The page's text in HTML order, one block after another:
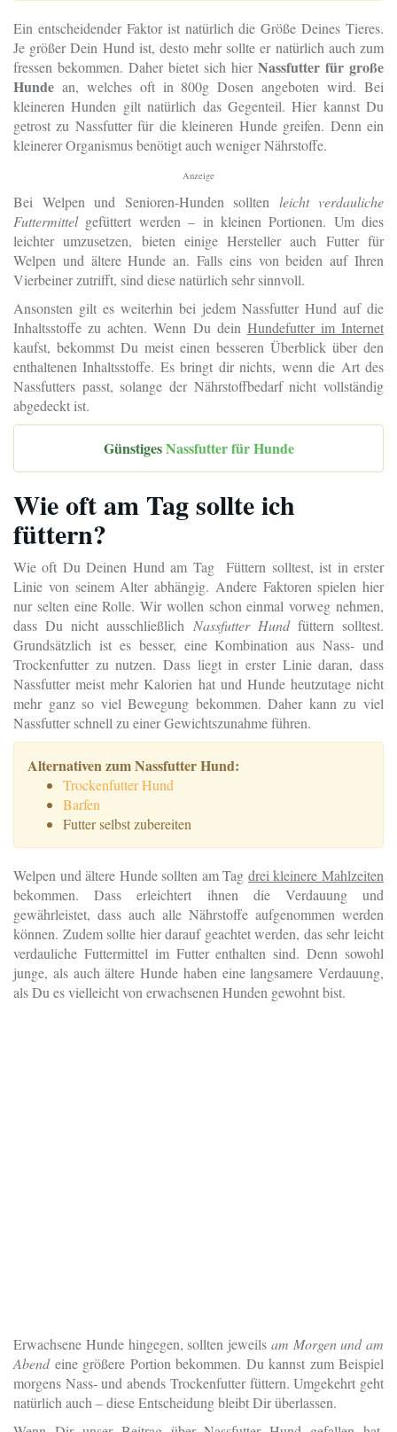
Ein entscheidender Faktor ist natürlich die Größe Deines Tieres.
Je größer Dein Hund ist, desto mehr sollte er natürlich auch zum
fressen bekommen. Daher bietet sich hier Nassfutter für große
Hunde an, welches oft in 800g Dosen angeboten wird. Bei
kleineren Hunden gilt natürlich das Gegenteil. Hier kannst Du
getrost zu Nassfutter für die kleineren Hunde greifen. Denn ein
kleinerer Organismus benötigt auch weniger Nährstoffe.
Anzeige
Bei Welpen und Senioren-Hunden sollten leicht verdauliche
Futtermittelgefüttert werden – in kleinen Portionen. Um dies
leichter umzusetzen, bieten einige Hersteller auch Futter für
Welpen und ältere Hunde an. Falls eins von beiden auf Ihren
Vierbeiner zutrifft, sind diese natürlich sehr sinnvoll.
Ansonsten gilt es weiterhin bei jedem Nassfutter Hund auf die
Inhaltsstoffe zu achten. Wenn Du dein Hundefutter im Internet
kaufst, bekommst Du meist einen besseren Überblick über den
enthaltenen Inhaltsstoffe. Es bringt dir nichts, wenn die Art des
Nassfutters passt, solange der Nährstoffbedarf nicht vollständig
abgedeckt ist.
GünstigesNassfutter für Hunde
Wie oft am Tag sollte ich
füttern?
Wie oft Du Deinen Hund am Tag Füttern solltest, ist in erster
Linie von seinem Alter abhängig. Andere Faktoren spielen hier
nur selten eine Rolle. Wir wollen schon einmal vorweg nehmen,
dass Du nicht ausschließlich Nassfutter Hundfüttern solltest.
Grundsätzlich ist es besser, eine Kombination aus Nass- und
Trockenfutter zu nutzen. Dass liegt in erster Linie daran, dass
Nassfutter meist mehr Kalorien hat und Hunde heutzutage nicht
mehr ganz so viel Bewegung bekommen. Daher kann zu viel
Nassfutter schnell zu einer Gewichtszunahme führen.
Alternativen zum Nassfutter Hund:
Trockenfutter Hund
Barfen
Futter selbst zubereiten
Welpen und ältere Hunde sollten am Tag drei kleinere Mahlzeiten
bekommen. Dass erleichtert ihnen die Verdauung und
gewährleistet, dass auch alle Nährstoffe aufgenommen werden
können. Zudem sollte hier darauf geachtet werden, das sehr leicht
verdauliche Futtermittel im Futter enthalten sind. Denn sowohl
junge, als auch ältere Hunde haben eine langsamere Verdauung,
als Du es vielleicht von erwachsenen Hunden gewohnt bist.
Erwachsene Hunde hingegen, sollten jeweils am Morgen und am
Abendeine größere Portion bekommen. Du kannst zum Beispiel
morgens Nass- und abends Trockenfutter füttern. Umgekehrt geht
natürlich auch – diese Entscheidung bleibt Dir überlassen.